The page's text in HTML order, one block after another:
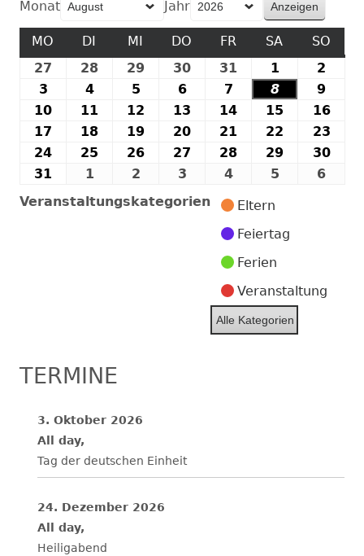
Monat
Jahr
MO MONTAG
DI DIENSTAG
MI MITTWOCH
DO DONNERSTAG
FR FREITAG
SA SAMSTAG
SO
27
2026
28
2026
29
2026
30
2026
31
2026
1
August
2026
2
2026
3
August
2026
44.
August
2026
5
August
2026
66.
August
2026
7
August
2026
88.
August
2026
9
2026
10
August
2026
11
August
2026
12
August
2026
13
August
2026
14
August
2026
15
August
2026
1616.
17
August
2026
18
August
2026
19
August
2026
20
August
2026
21
August
2026
22
August
2026
23
24
August
2026
25
August
2026
26
August
27
August
2026
28
August
29
August
3030.
31
August
1
September
2
September
3
September
2026
44.
2026
5 6
Veranstaltungskategorien
Eltern
Feiertag
Ferien
Veranstaltung
Alle Kategorien
TERMINE
3. Oktober 2026
All day,
Tag der deutschen Einheit
24. Dezember 2026
All day,
Heiligabend